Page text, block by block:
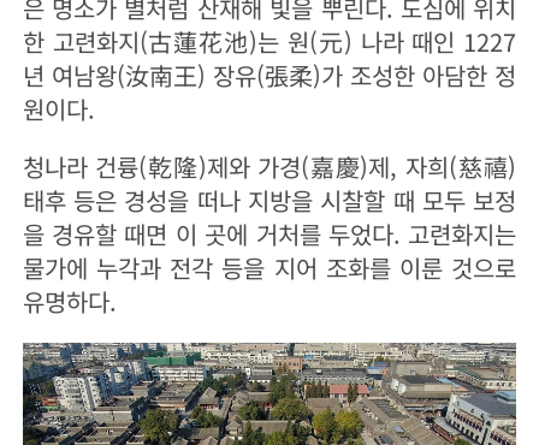
은 명소가 별처럼 산재해 빛을 뿌린다. 도심에 위치
한 고련화지(古蓮花池)는 원(元) 나라 때인 1227
년 여남왕(汝南王) 장유(張柔)가 조성한 아담한 정
원이다.
청나라 건륭(乾隆)제와 가경(嘉慶)제, 자희(慈禧)
태후 등은 경성을 떠나 지방을 시찰할 때 모두 보정
을 경유할 때면 이 곳에 거처를 두었다. 고련화지는
물가에 누각과 전각 등을 지어 조화를 이룬 것으로
유명하다.